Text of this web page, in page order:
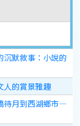
沉默敘事：小說的
人的賞景雅趣
待月到西湖鄉市—